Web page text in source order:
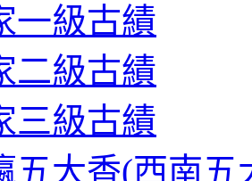
一級古績
二級古績
三級古績
五大香(西南五